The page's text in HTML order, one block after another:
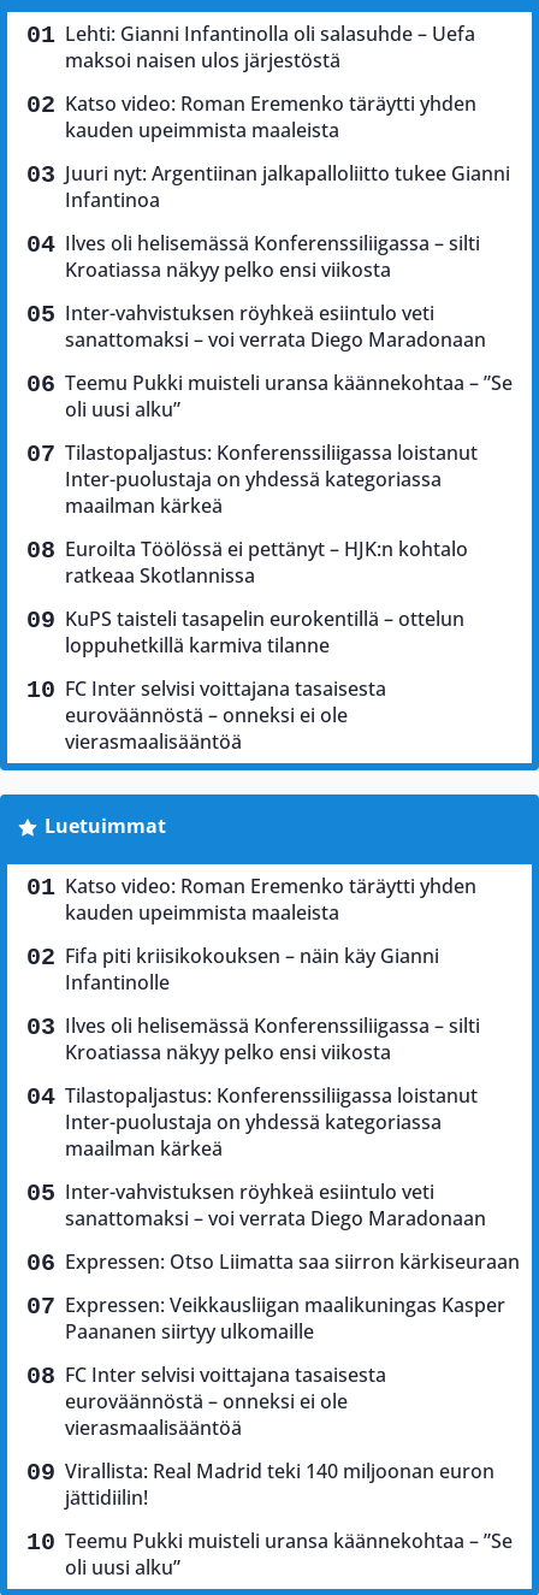
Lehti: Gianni Infantinolla oli salasuhde – Uefa
maksoi naisen ulos järjestöstä
Katso video: Roman Eremenko täräytti yhden
kauden upeimmista maaleista
Juuri nyt: Argentiinan jalkapalloliitto tukee Gianni
Infantinoa
Ilves oli helisemässä Konferenssiliigassa – silti
Kroatiassa näkyy pelko ensi viikosta
Inter-vahvistuksen röyhkeä esiintulo veti
sanattomaksi – voi verrata Diego Maradonaan
Teemu Pukki muisteli uransa käännekohtaa – ”Se
oli uusi alku”
Tilastopaljastus: Konferenssiliigassa loistanut
Inter-puolustaja on yhdessä kategoriassa
maailman kärkeä
Euroilta Töölössä ei pettänyt – HJK:n kohtalo
ratkeaa Skotlannissa
KuPS taisteli tasapelin eurokentillä – ottelun
loppuhetkillä karmiva tilanne
FC Inter selvisi voittajana tasaisesta
euroväännöstä – onneksi ei ole
vierasmaalisääntöä
Luetuimmat
Katso video: Roman Eremenko täräytti yhden
kauden upeimmista maaleista
Fifa piti kriisikokouksen – näin käy Gianni
Infantinolle
Ilves oli helisemässä Konferenssiliigassa – silti
Kroatiassa näkyy pelko ensi viikosta
Tilastopaljastus: Konferenssiliigassa loistanut
Inter-puolustaja on yhdessä kategoriassa
maailman kärkeä
Inter-vahvistuksen röyhkeä esiintulo veti
sanattomaksi – voi verrata Diego Maradonaan
Expressen: Otso Liimatta saa siirron kärkiseuraan
Expressen: Veikkausliigan maalikuningas Kasper
Paananen siirtyy ulkomaille
FC Inter selvisi voittajana tasaisesta
euroväännöstä – onneksi ei ole
vierasmaalisääntöä
Virallista: Real Madrid teki 140 miljoonan euron
jättidiilin!
Teemu Pukki muisteli uransa käännekohtaa – ”Se
oli uusi alku”